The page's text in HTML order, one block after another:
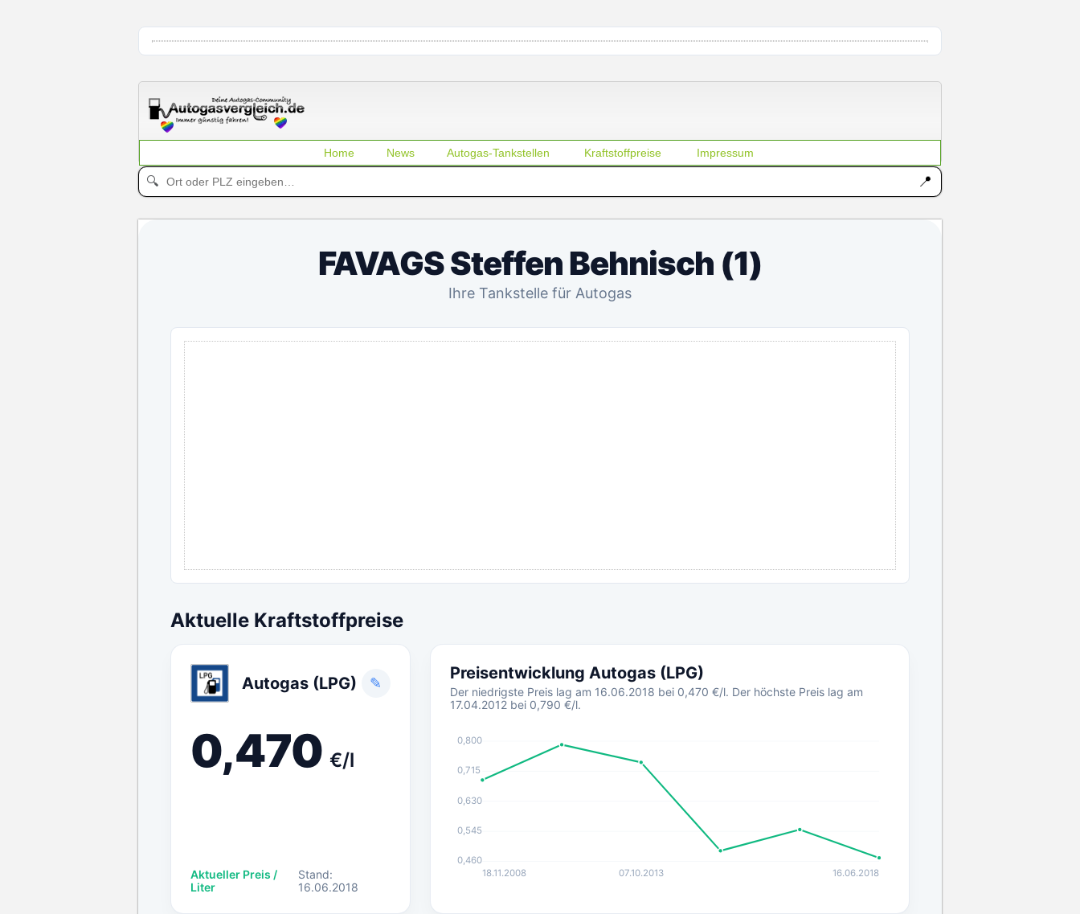
Home News Autogas-Tankstellen Kraftstoffpreise Impressum
🔍 📍
FAVAGS Steffen Behnisch (1)
Ihre Tankstelle für Autogas
Aktuelle Kraftstoffpreise
Autogas (LPG) ✎
0,470 €/l
Aktueller Preis /
Liter
Stand:
16.06.2018
Preisentwicklung Autogas (LPG)
Der niedrigste Preis lag am 16.06.2018 bei 0,470 €/l. Der höchste Preis lag am
17.04.2012 bei 0,790 €/l.
0,460
0,545
0,630
0,715
0,800
18.11.2008 07.10.2013 16.06.2018